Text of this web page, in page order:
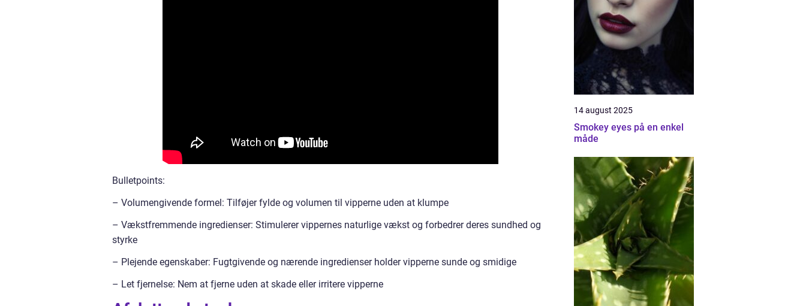
Bulletpoints:
– Volumengivende formel: Tilføjer fylde og volumen til vipperne uden at klumpe
– Vækstfremmende ingredienser: Stimulerer vippernes naturlige vækst og forbedrer deres sundhed og
styrke
– Plejende egenskaber: Fugtgivende og nærende ingredienser holder vipperne sunde og smidige
– Let fjernelse: Nem at fjerne uden at skade eller irritere vipperne
14 august 2025
Smokey eyes på en enkel
måde